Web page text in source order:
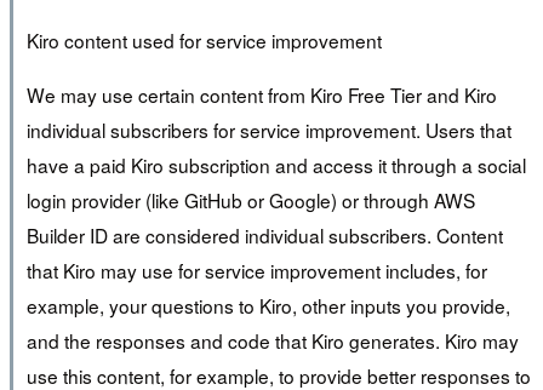
Kiro content used for service improvement
We may use certain content from Kiro Free Tier and Kiro
individual subscribers for service improvement. Users that
have a paid Kiro subscription and access it through a social
login provider (like GitHub or Google) or through AWS
Builder ID are considered individual subscribers. Content
that Kiro may use for service improvement includes, for
example, your questions to Kiro, other inputs you provide,
and the responses and code that Kiro generates. Kiro may
use this content, for example, to provide better responses to